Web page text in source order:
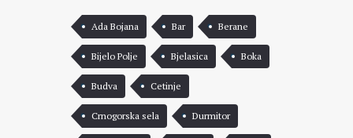
Ada Bojana Bar Berane
Bijelo Polje Bjelasica Boka
Budva Cetinje
Crnogorska sela Durmitor